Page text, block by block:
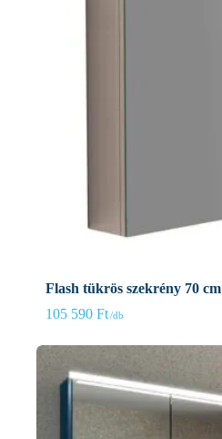
Flash tükrös szekrény 70 cm
105 590 Ft